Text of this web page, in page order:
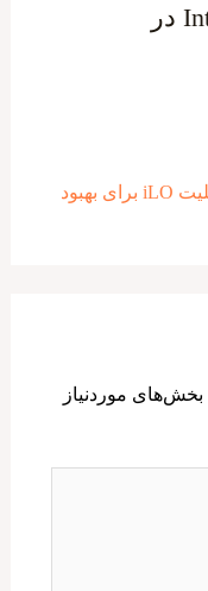
Intelligent System Tuning در
iLO سرور چیست؟ + 32 قابلیت iLO برای بهبود
بخش‌های موردنیاز